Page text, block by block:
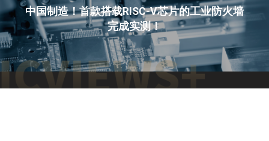
中国制造！首款搭载RISC-V芯片的工业防火墙
完成实测！